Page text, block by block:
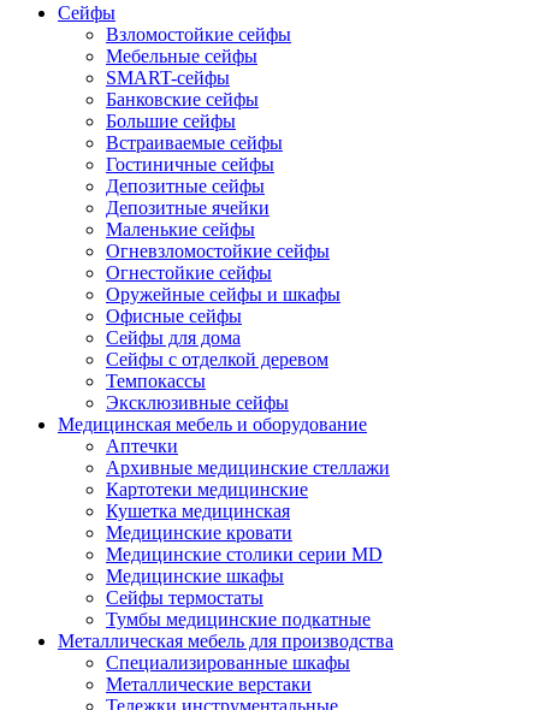
Сейфы
Взломостойкие сейфы
Мебельные сейфы
SMART-сейфы
Банковские сейфы
Большие сейфы
Встраиваемые сейфы
Гостиничные сейфы
Депозитные сейфы
Депозитные ячейки
Маленькие сейфы
Огневзломостойкие сейфы
Огнестойкие сейфы
Оружейные сейфы и шкафы
Офисные сейфы
Сейфы для дома
Сейфы с отделкой деревом
Темпокассы
Эксклюзивные сейфы
Медицинская мебель и оборудование
Аптечки
Архивные медицинские стеллажи
Картотеки медицинские
Кушетка медицинская
Медицинские кровати
Медицинские столики серии MD
Медицинские шкафы
Сейфы термостаты
Тумбы медицинские подкатные
Металлическая мебель для производства
Cпециализированные шкафы
Металлические верстаки
Тележки инструментальные